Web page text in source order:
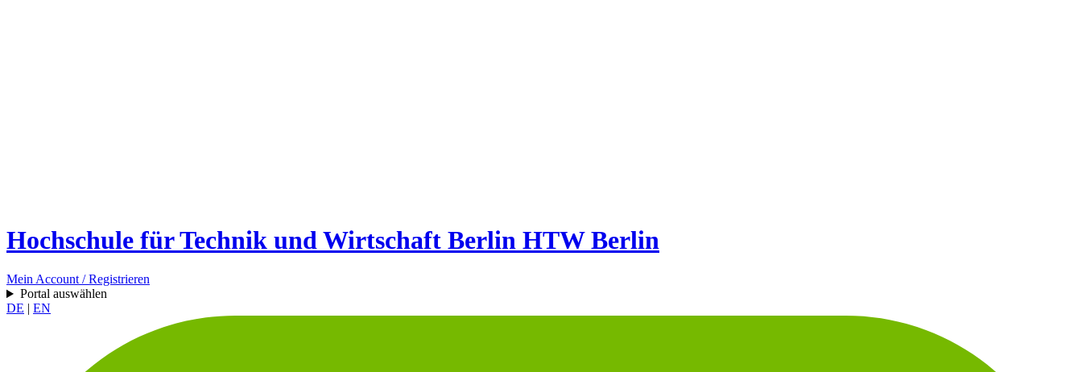
Hochschule für Technik und Wirtschaft Berlin HTW Berlin
Mein Account / Registrieren
Portal auswählen
DE | EN